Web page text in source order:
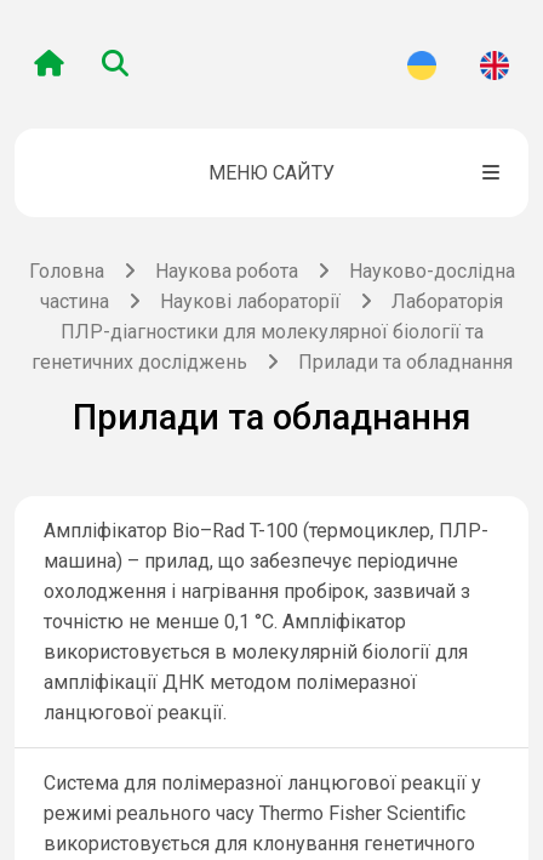
МЕНЮ САЙТУ
Головна Наукова робота
Науково-дослідна
частина
Наукові лабораторії
Лабораторія
ПЛР-діагностики для молекулярної біології та
генетичних досліджень
Прилади та обладнання
Прилади та обладнання
Ампліфікатор Bio–Rad T-100 (термоциклер, ПЛР-
машина) – прилад, що забезпечує періодичне
охолодження і нагрівання пробірок, зазвичай з
точністю не менше 0,1 °C. Ампліфікатор
використовується в молекулярній біології для
ампліфікації ДНК методом полімеразної
ланцюгової реакції.
Система для полімеразної ланцюгової реакції у
режимі реального часу Thermo Fisher Scientific
використовується для клонування генетичного